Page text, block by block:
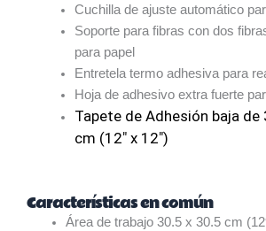
Cuchilla de ajuste automático
Soporte para fibras con dos
para papel
Entretela termo adhesiva para
Hoja de adhesivo extra fuerte
Tapete de Adhesión baja de
cm (12″ x 12″)
Características en común
Área de trabajo 30.5 x 30.5 cm